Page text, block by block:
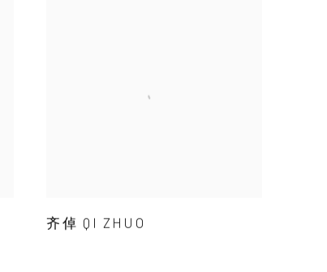
齐倬 QI ZHUO